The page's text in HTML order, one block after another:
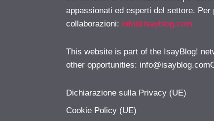
appassionati ed esperti del settore.
collaborazioni: info@isayblog.com
This website is part of the IsayBlog!
other opportunities:
Dichiarazione sulla Privacy (UE)
Cookie Policy (UE)